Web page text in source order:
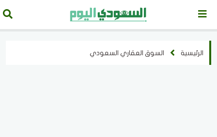
الرئيسية السوق العقاري السعودي